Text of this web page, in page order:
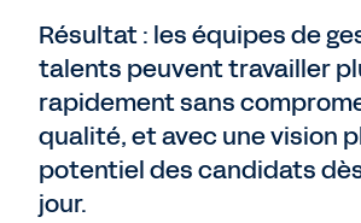
Résultat : les équipes de
talents peuvent travailler
rapidement sans
qualité, et avec une vision
potentiel des candidats
jour.